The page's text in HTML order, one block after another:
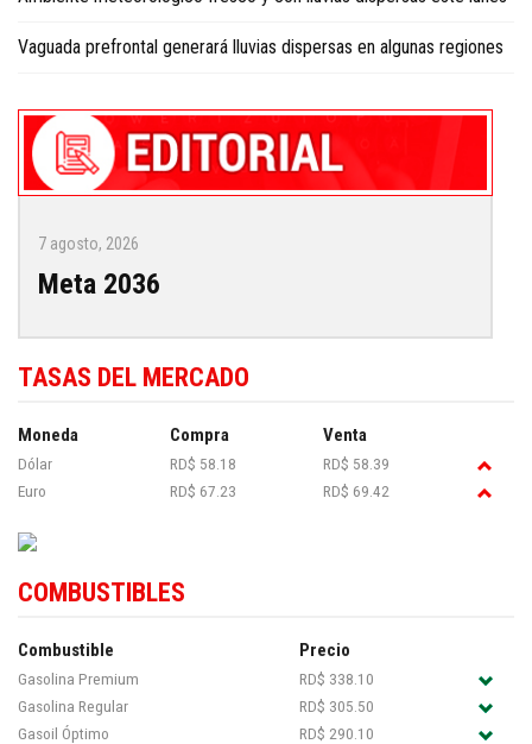
Vaguada prefrontal generará lluvias dispersas en algunas regiones
7 agosto, 2026
Meta 2036
TASAS DEL MERCADO
Moneda Compra Venta
Dólar RD$ 58.18
RD$ 58.39
Euro
RD$ 67.23 RD$ 69.42
COMBUSTIBLES
Combustible Precio
Gasolina Premium
RD$ 338.10
Gasolina Regular
RD$ 305.50
Gasoil Óptimo
RD$ 290.10